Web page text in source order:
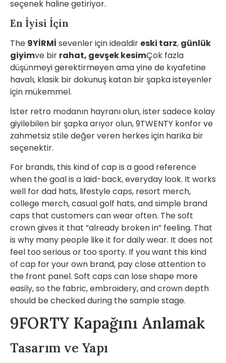
seçenek haline getiriyor.
En İyisi İçin
The 9YİRMİ sevenler için idealdir eski tarz, günlük
giyimve bir rahat, gevşek kesimÇok fazla
düşünmeyi gerektirmeyen ama yine de kıyafetine
havalı, klasik bir dokunuş katan bir şapka isteyenler
için mükemmel.
İster retro modanın hayranı olun, ister sadece kolay
giyilebilen bir şapka arıyor olun, 9TWENTY konfor ve
zahmetsiz stile değer veren herkes için harika bir
seçenektir.
For brands, this kind of cap is a good reference
when the goal is a laid-back, everyday look. It works
well for dad hats, lifestyle caps, resort merch,
college merch, casual golf hats, and simple brand
caps that customers can wear often. The soft
crown gives it that “already broken in” feeling. That
is why many people like it for daily wear. It does not
feel too serious or too sporty. If you want this kind
of cap for your own brand, pay close attention to
the front panel. Soft caps can lose shape more
easily, so the fabric, embroidery, and crown depth
should be checked during the sample stage.
9FORTY Kapağını Anlamak
Tasarım ve Yapı